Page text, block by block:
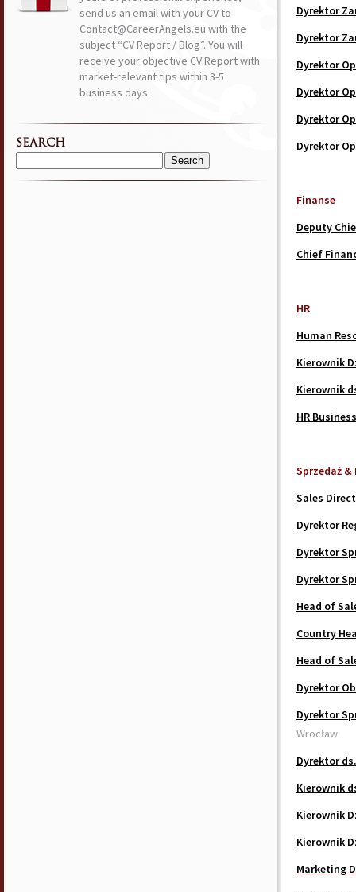
Dyrektor
Dyrektor
Dyrektor
Dyrektor
Dyrektor
Dyrektor
Finanse
Deputy
Chief
HR
Human
Kierownik
Kierownik
HR
Sprzedaż
Sales
Dyrektor
Dyrektor
Dyrektor
Head of
Country
Head of
Dyrektor
Dyrektor
Wrocław
Dyrektor
Kierownik
Kierownik
Kierownik
Marketing
send us an email with your CV to
Contact@CareerAngels.eu with the
subject “CV Report / Blog”. You will
receive your objective CV Report with
market-relevant tips within 3-5
business days.
SEARCH
Search
for: